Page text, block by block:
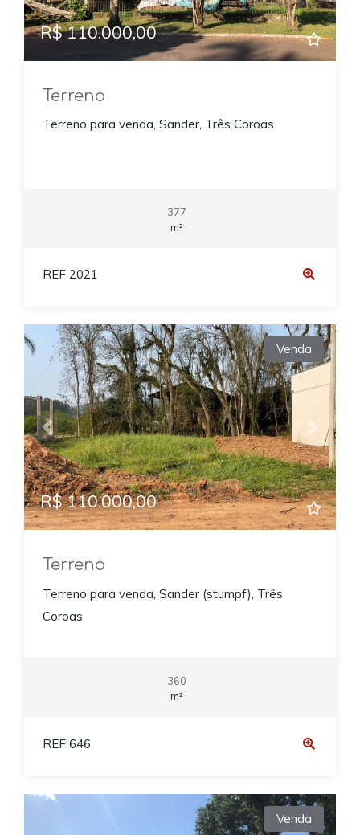
R$ 110.000,00
Terreno
Terreno para venda, Sander, Três Coroas
377
m²
REF 2021
Previous Next
Venda
R$ 110.000,00
Terreno
Terreno para venda, Sander (stumpf), Três
Coroas
360
m²
REF 646
Venda